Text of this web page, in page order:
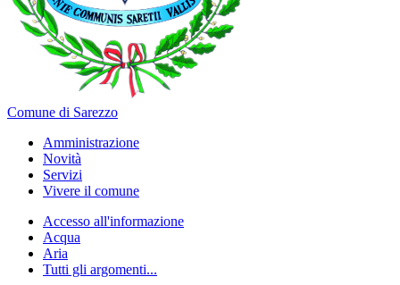
Comune di Sarezzo
Amministrazione
Novità
Servizi
Vivere il comune
Accesso all'informazione
Acqua
Aria
Tutti gli argomenti...